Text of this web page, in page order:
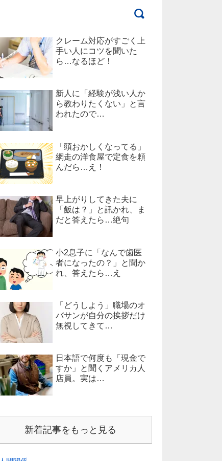
クレーム対応がすごく上
手い人にコツを聞いた
ら…なるほど！
新人に「経験が浅い人か
ら教わりたくない」と言
われたので…
「頭おかしくなってる」
網走の洋食屋で定食を頼
んだら…え！
早上がりしてきた夫に
「飯は？」と訊かれ、ま
だと答えたら…絶句
小2息子に「なんで歯医
者になったの？」と聞か
れ、答えたら…え
「どうしよう」職場のオ
バサンが自分の挨拶だけ
無視してきて…
日本語で何度も「現金で
すか」と聞くアメリカ人
店員。実は…
新着記事をもっと見る